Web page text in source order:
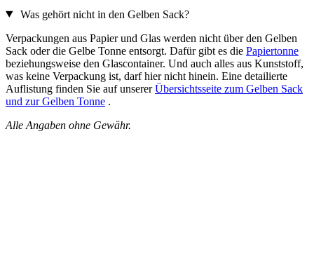
Was gehört nicht in den Gelben Sack?
Verpackungen aus Papier und Glas werden nicht über den Gelben
Sack oder die Gelbe Tonne entsorgt. Dafür gibt es die Papiertonne
beziehungsweise den Glascontainer. Und auch alles aus Kunststoff,
was keine Verpackung ist, darf hier nicht hinein. Eine detailierte
Auflistung finden Sie auf unsererÜbersichtsseite zum Gelben Sack
und zur Gelben Tonne .
Alle Angaben ohne Gewähr.